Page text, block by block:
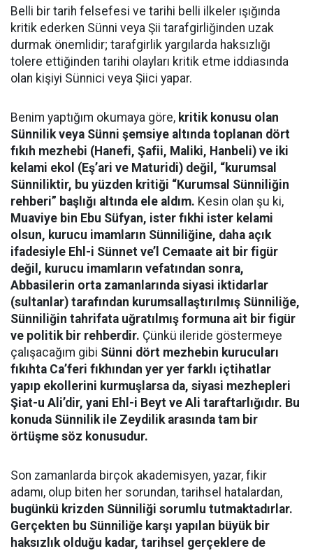
Belli bir tarih felsefesi ve tarihi belli ilkeler ışığında
kritik ederken Sünni veya Şii tarafgirliğinden uzak
durmak önemlidir; tarafgirlik yargılarda haksızlığı
tolere ettiğinden tarihi olayları kritik etme iddiasında
olan kişiyi Sünnici veya Şiici yapar.
Benim yaptığım okumaya göre, kritik konusu olan
Sünnilik veya Sünni şemsiye altında toplanan dört
fıkıh mezhebi (Hanefi, Şafii, Maliki, Hanbeli) ve iki
kelami ekol (Eş’ari ve Maturidi) değil, “kurumsal
Sünniliktir, bu yüzden kritiği “Kurumsal Sünniliğin
rehberi” başlığı altında ele aldım. Kesin olan şu ki,
Muaviye bin Ebu Süfyan, ister fıkhi ister kelami
olsun, kurucu imamların Sünniliğine, daha açık
ifadesiyle Ehl-i Sünnet ve’l Cemaate ait bir figür
değil, kurucu imamların vefatından sonra,
Abbasilerin orta zamanlarında siyasi iktidarlar
(sultanlar) tarafından kurumsallaştırılmış Sünniliğe,
Sünniliğin tahrifata uğratılmış formuna ait bir figür
ve politik bir rehberdir. Çünkü ileride göstermeye
çalışacağım gibi Sünni dört mezhebin kurucuları
fıkıhta Ca’feri fıkhından yer yer farklı içtihatlar
yapıp ekollerini kurmuşlarsa da, siyasi mezhepleri
Şiat-u Ali’dir, yani Ehl-i Beyt ve Ali taraftarlığıdır. Bu
konuda Sünnilik ile Zeydilik arasında tam bir
örtüşme söz konusudur.
Son zamanlarda birçok akademisyen, yazar, fikir
adamı, olup biten her sorundan, tarihsel hatalardan,
bugünkü krizden Sünniliği sorumlu tutmaktadırlar.
Gerçekten bu Sünniliğe karşı yapılan büyük bir
haksızlık olduğu kadar, tarihsel gerçeklere de